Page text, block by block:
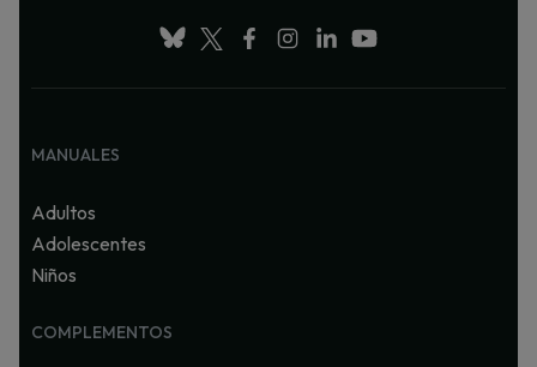
MANUALES
Adultos
Adolescentes
Niños
COMPLEMENTOS